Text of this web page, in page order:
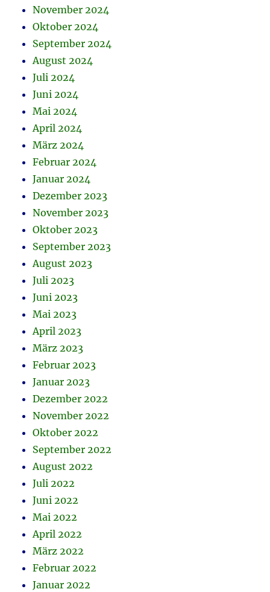
November 2024
Oktober 2024
September 2024
August 2024
Juli 2024
Juni 2024
Mai 2024
April 2024
März 2024
Februar 2024
Januar 2024
Dezember 2023
November 2023
Oktober 2023
September 2023
August 2023
Juli 2023
Juni 2023
Mai 2023
April 2023
März 2023
Februar 2023
Januar 2023
Dezember 2022
November 2022
Oktober 2022
September 2022
August 2022
Juli 2022
Juni 2022
Mai 2022
April 2022
März 2022
Februar 2022
Januar 2022